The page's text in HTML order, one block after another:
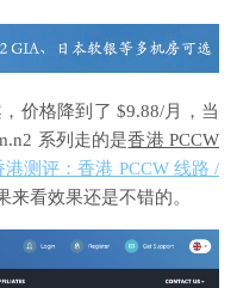
价格降到了 $9.88/月，当
系列走的是香港 PCCW
测评：香港 PCCW 线路 /
来看效果还是不错的。